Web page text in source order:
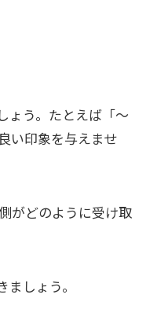
ょう。たとえば「〜
い印象を与えませ
がどのように受け取
しょう。